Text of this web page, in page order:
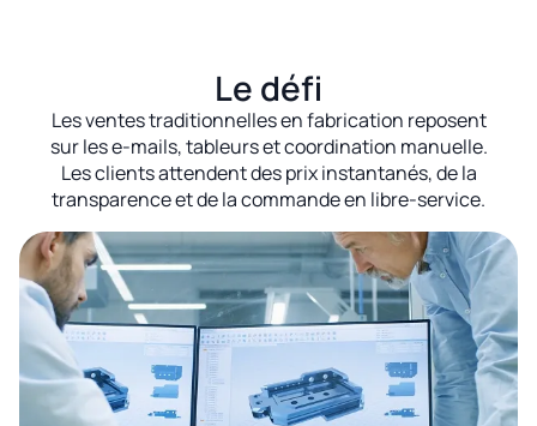
Le défi
Les ventes traditionnelles en fabrication reposent
sur les e-mails, tableurs et coordination manuelle.
Les clients attendent des prix instantanés, de la
transparence et de la commande en libre-service.